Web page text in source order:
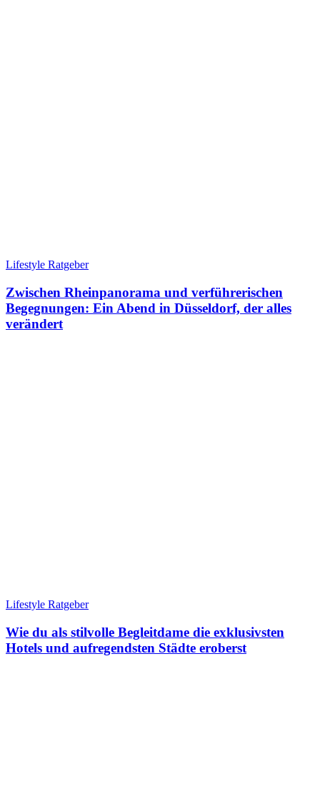
Lifestyle Ratgeber
Zwischen Rheinpanorama und verführerischen
Begegnungen: Ein Abend in Düsseldorf, der alles
verändert
Lifestyle Ratgeber
Wie du als stilvolle Begleitdame die exklusivsten
Hotels und aufregendsten Städte eroberst